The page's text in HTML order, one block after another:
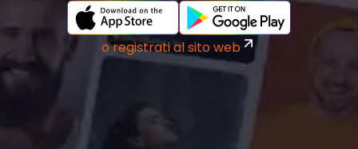
o registrati al sito web